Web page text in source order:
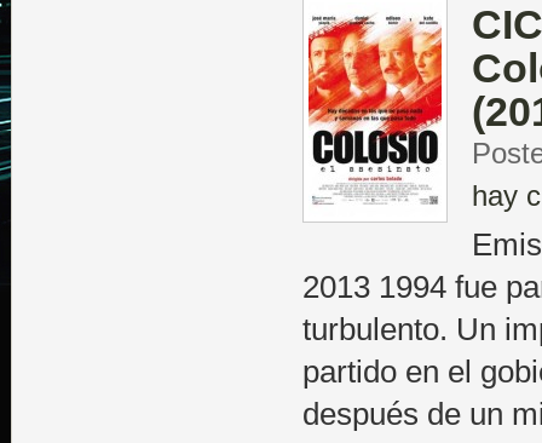
hay
2013 1994 fue
turbulento. Un
partido en el
después de un